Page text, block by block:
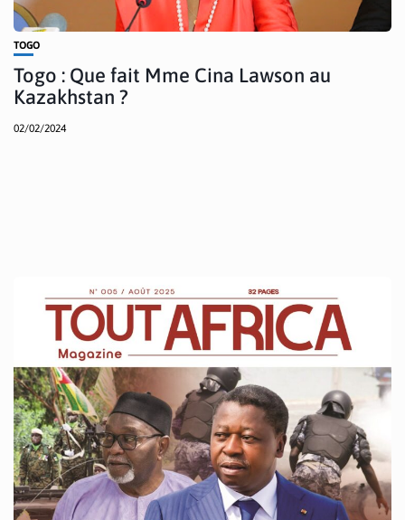
TOGO
Togo : Que fait Mme Cina Lawson au
Kazakhstan ?
02/02/2024